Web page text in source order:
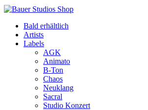
Bald erhältlich
Artists
Labels
AGK
Animato
B-Ton
Chaos
Neuklang
Sacral
Studio Konzert